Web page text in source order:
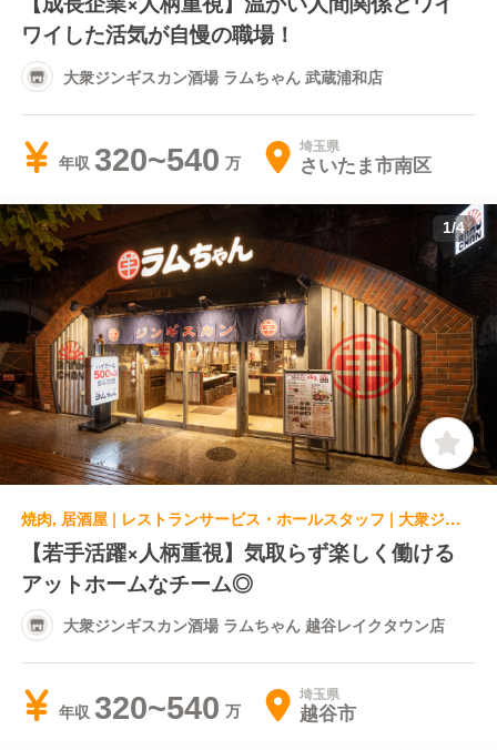
ワイした活気が自慢の職場！
大衆ジンギスカン酒場 ラムちゃん 武蔵浦和店
年収 320~540 埼玉県
さいたま市南区
1/4
焼肉, 居酒屋 | レストランサービス・ホールスタッフ | 大衆ジンギスカン酒場 ラムちゃん 越谷レイクタウン店
【若手活躍×人柄重視】気取らず楽しく働ける
アットホームなチーム◎
大衆ジンギスカン酒場 ラムちゃん 越谷レイクタウン店
年収 320~540 埼玉県
越谷市